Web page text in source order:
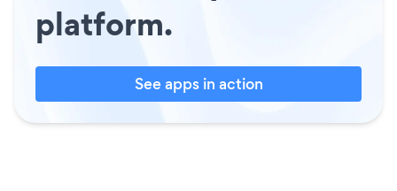
platform.
See apps in action